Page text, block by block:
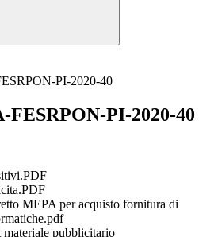
PI-2020-40
FESRPON-PI-2020-40
MEPA per acquisto fornitura di
pubblicitario